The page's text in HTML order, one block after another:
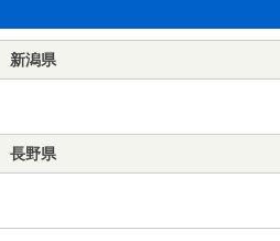
新潟県
長野県